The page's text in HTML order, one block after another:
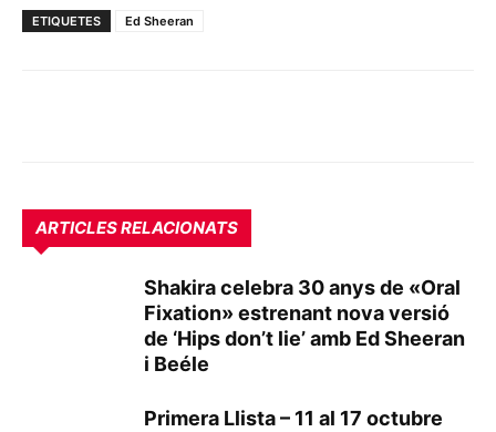
ETIQUETES Ed Sheeran
ARTICLES RELACIONATS
Shakira celebra 30 anys de «Oral
Fixation» estrenant nova versió
de ‘Hips don’t lie’ amb Ed Sheeran
i Beéle
Primera Llista – 11 al 17 octubre